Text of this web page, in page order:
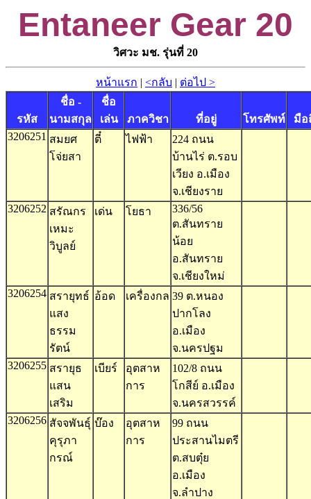
Entaneer Gear 20
วิศวะ มช. รุ่นที่ 20
หน้าแรก | <กลับ | ต่อไป >
รหัส
ชื่อ -
นามสกุล
ชื่อ
เล่น
ภาควิชา ที่อยู่ โทรศัพท์
มือ
3206251 สมยศ
โจ่ยสา
ตี๋ ไฟฟ้า
224 ถนน
บ้านไร่ ต.รอบ
เวียง อ.เมือง
จ.เชียงราย
3206252 สรัณกร
เหมะ
วิบูลย์
เด่น โยธา
336/56
ต.สันทราย
น้อย
อ.สันทราย
จ.เชียงใหม่
3206254 สรายุทธ์
แสง
ธรรม
รัตน์
อ้อด เครื่องกล 39 ต.หนอง
ปากโลง
อ.เมือง
จ.นครปฐม
3206255 สรายุธ
แสน
เสริม
เบียร์
อุตสาห
การ
102/8 ถนน
โกสีย์ อ.เมือง
จ.นครสวรรค์
3206256 สัจจพันธุ์
คุรุภา
กรณ์
บ๊อง
อุตสาห
การ
99 ถนน
ประสานไมตรี
ต.สบตุ๋ย
อ.เมือง
จ.ลำปาง